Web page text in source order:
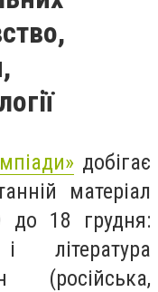
добігає
матеріал
до 18 грудня:
література
(російська,